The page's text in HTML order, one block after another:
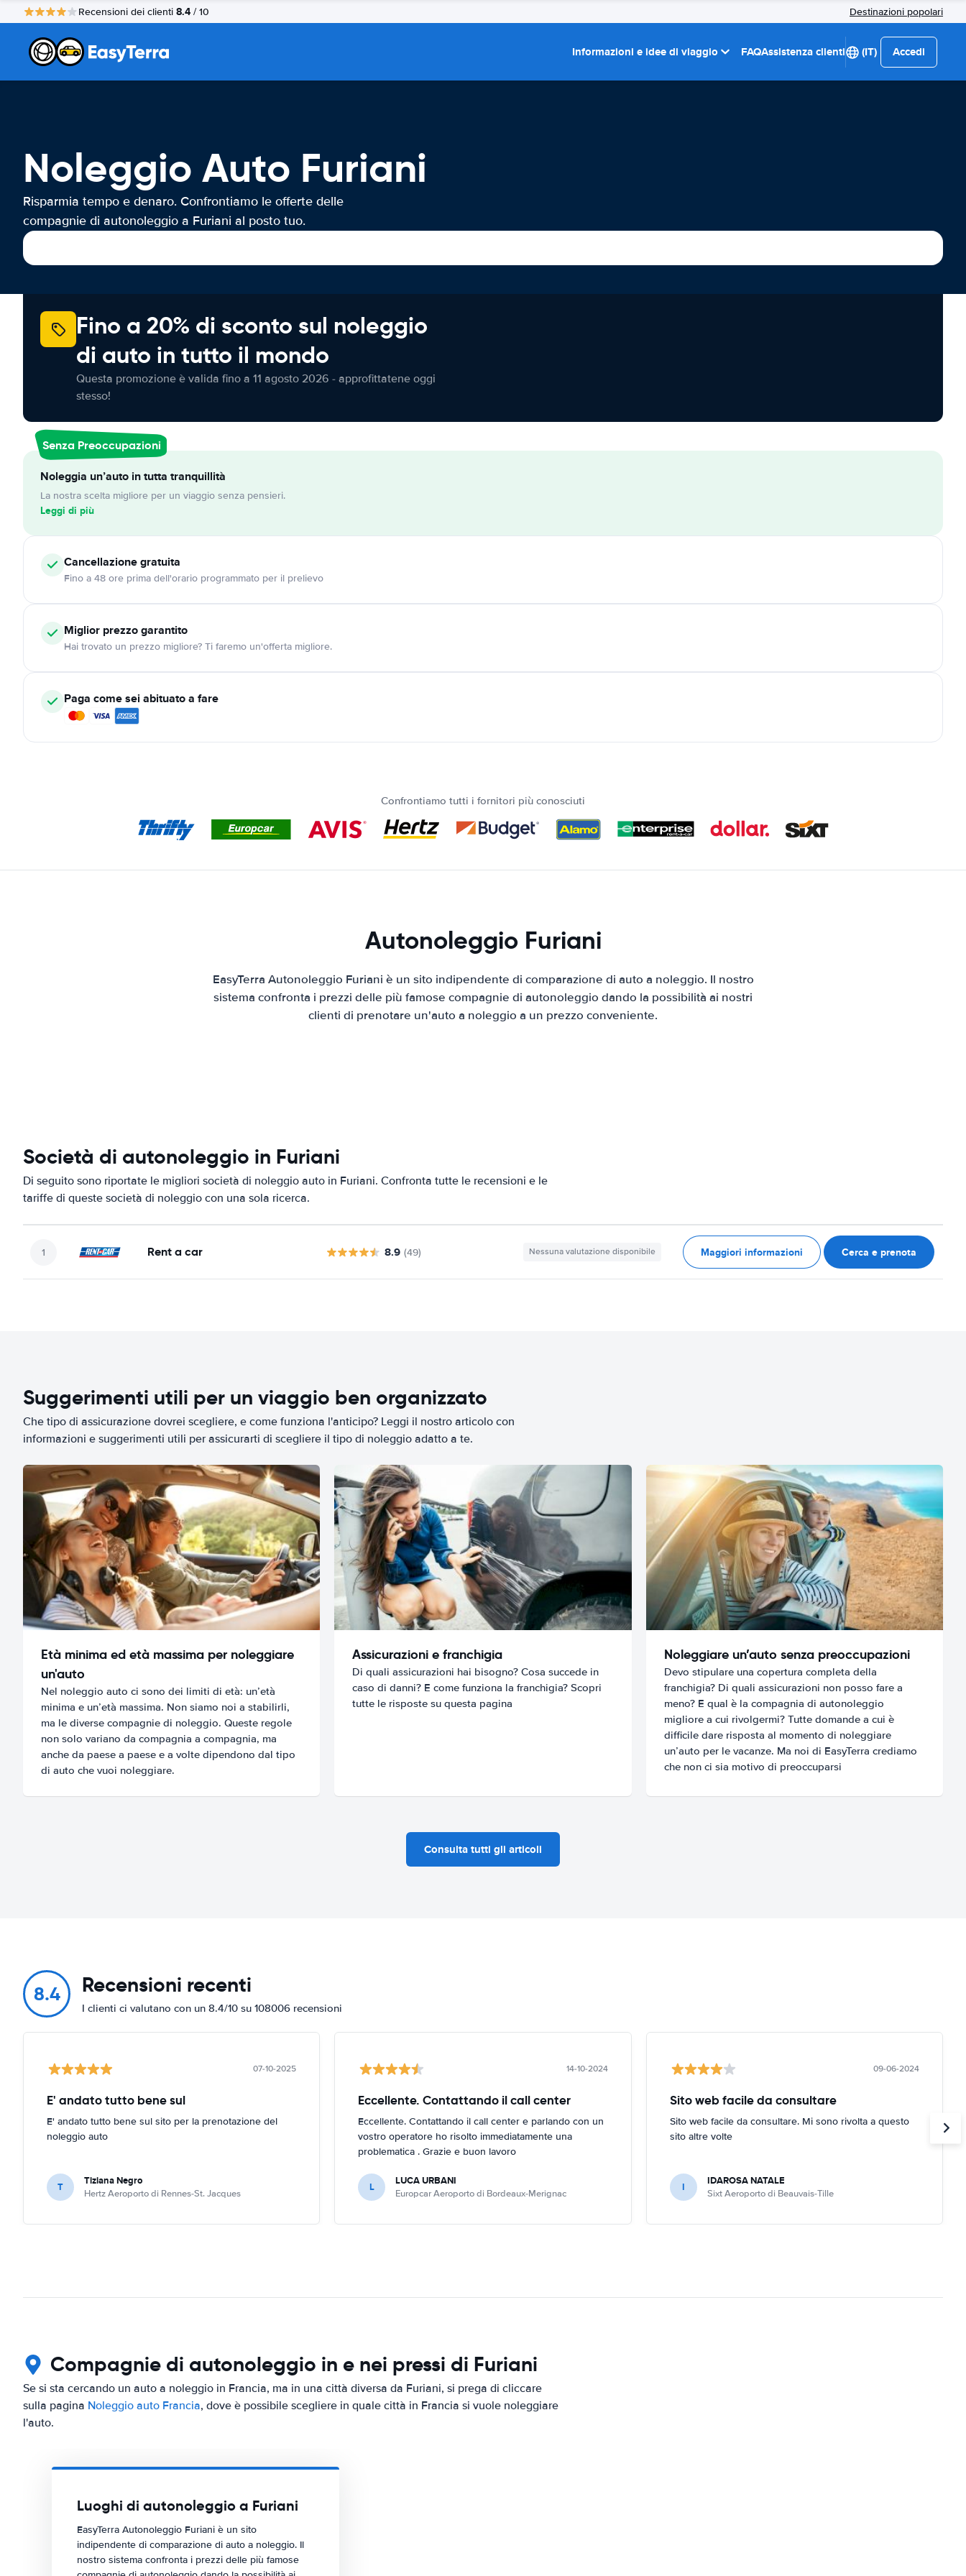
Recensioni dei clienti 8.4 / 10 Destinazioni popolari
Informazioni e idee di viaggio FAQAssistenza clienti (IT) Accedi
Noleggio Auto Furiani
Risparmia tempo e denaro. Confrontiamo le offerte delle
compagnie di autonoleggio a Furiani al posto tuo.
Fino a 20% di sconto sul noleggio
di auto in tutto il mondo
Questa promozione è valida fino a 11 agosto 2026 - approfittatene oggi
stesso!
Senza Preoccupazioni
Noleggia un’auto in tutta tranquillità
La nostra scelta migliore per un viaggio senza pensieri.
Leggi di più
Cancellazionegratuita
Fino a 48 ore prima dell'orario programmato per il prelievo
Miglior prezzo garantito
Hai trovato un prezzo migliore? Ti faremo un'offerta migliore.
Paga come sei abituato a fare
Confrontiamo tutti i fornitori più conosciuti
Autonoleggio Furiani
EasyTerra Autonoleggio Furiani è un sito indipendente di comparazione di auto a noleggio. Il nostro
sistema confronta i prezzi delle più famose compagnie di autonoleggio dando la possibilità ai nostri
clienti di prenotare un'auto a noleggio a un prezzo conveniente.
Società di autonoleggio in Furiani
Di seguito sono riportate le migliori società di noleggio auto in Furiani. Confronta tutte le recensioni e le
tariffe di queste società di noleggio con una sola ricerca.
Rent a car 8.9 (49) Nessuna valutazione disponibile Maggiori informazioni Cerca e prenota
Suggerimenti utili per un viaggio ben organizzato
Che tipo di assicurazione dovrei scegliere, e come funziona l'anticipo? Leggi il nostro articolo con
informazioni e suggerimenti utili per assicurarti di scegliere il tipo di noleggio adatto a te.
Età minima ed età massima per noleggiare
un'auto
Nel noleggio auto ci sono dei limiti di età: un’età
minima e un’età massima. Non siamo noi a stabilirli,
ma le diverse compagnie di noleggio. Queste regole
non solo variano da compagnia a compagnia, ma
anche da paese a paese e a volte dipendono dal tipo
di auto che vuoi noleggiare.
Assicurazioni e franchigia
Di quali assicurazioni hai bisogno? Cosa succede in
caso di danni? E come funziona la franchigia? Scopri
tutte le risposte su questa pagina
Noleggiare un’auto senza preoccupazioni
Devo stipulare una copertura completa della
franchigia? Di quali assicurazioni non posso fare a
meno? E qual è la compagnia di autonoleggio
migliore a cui rivolgermi? Tutte domande a cui è
difficile dare risposta al momento di noleggiare
un’auto per le vacanze. Ma noi di EasyTerra crediamo
che non ci sia motivo di preoccuparsi
Consulta tutti gli articoli
8.4 Recensioni recenti
I clienti ci valutano con un 8.4/10 su 108006 recensioni
07-10-2025
E' andato tutto bene sul
E' andato tutto bene sul sito per la prenotazione del
noleggio auto
T Tiziana Negro
Hertz Aeroporto di Rennes-St. Jacques
14-10-2024
Eccellente. Contattando il call center
Eccellente. Contattando il call center e parlando con un
vostro operatore ho risolto immediatamente una
problematica . Grazie e buon lavoro
L LUCA URBANI
Europcar Aeroporto di Bordeaux-Merignac
09-06-2024
Sito web facile da consultare
Sito web facile da consultare. Mi sono rivolta a questo
sito altre volte
I IDAROSA NATALE
Sixt Aeroporto di Beauvais-Tille
Compagnie di autonoleggio in e nei pressi di Furiani
Se si sta cercando un auto a noleggio in Francia, ma in una città diversa da Furiani, si prega di cliccare
sulla pagina Noleggio auto Francia, dove è possibile scegliere in quale città in Francia si vuole noleggiare
l'auto.
Luoghi di autonoleggio a Furiani
EasyTerra Autonoleggio Furiani è un sito
indipendente di comparazione di auto a noleggio. Il
nostro sistema confronta i prezzi delle più famose